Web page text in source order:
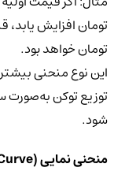
تومان خواهد بود.
این نوع منحنی
توزیع توکن به‌صورت
شود.
منحنی نمایی (Exponential Bonding Curve)